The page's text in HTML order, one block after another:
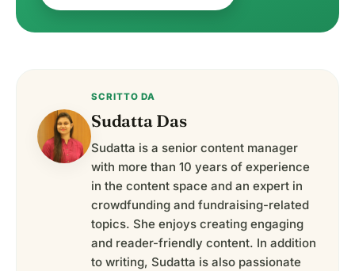
SCRITTO DA
Sudatta Das
Sudatta is a senior content manager
with more than 10 years of experience
in the content space and an expert in
crowdfunding and fundraising-related
topics. She enjoys creating engaging
and reader-friendly content. In addition
to writing, Sudatta is also passionate